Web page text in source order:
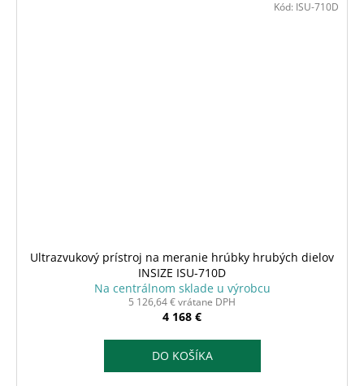
Ultrazvukový prístroj na meranie hrúbky hrubých dielov
INSIZE ISU-710D
Na centrálnom sklade u výrobcu
5 126,64 € vrátane DPH
4 168 €
DO KOŠÍKA
Kód: ISU-710D